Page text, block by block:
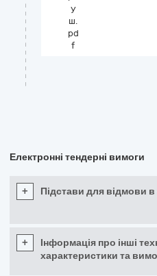
у
ш.
pd
f
Електронні тендерні вимоги
+ Підстави для відмови в
+
Інформація про інші
характеристики та